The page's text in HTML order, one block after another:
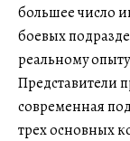
большее число
боевых
реальному
Представители
современная
трех основных